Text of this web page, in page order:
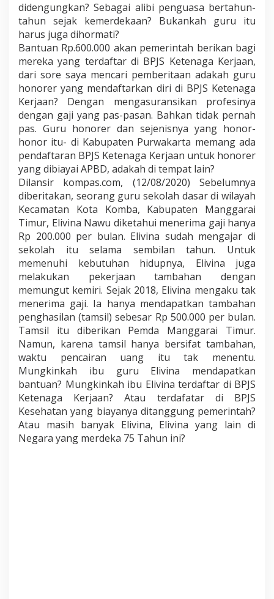
didengungkan? Sebagai alibi penguasa bertahun-
tahun sejak kemerdekaan? Bukankah guru itu
harus juga dihormati?
Bantuan Rp.600.000 akan pemerintah berikan bagi
mereka yang terdaftar di BPJS Ketenaga Kerjaan,
dari sore saya mencari pemberitaan adakah guru
honorer yang mendaftarkan diri di BPJS Ketenaga
Kerjaan? Dengan mengasuransikan profesinya
dengan gaji yang pas-pasan. Bahkan tidak pernah
pas. Guru honorer dan sejenisnya yang honor-
honor itu- di Kabupaten Purwakarta memang ada
pendaftaran BPJS Ketenaga Kerjaan untuk honorer
yang dibiayai APBD, adakah di tempat lain?
Dilansir kompas.com, (12/08/2020) Sebelumnya
diberitakan, seorang guru sekolah dasar di wilayah
Kecamatan Kota Komba, Kabupaten Manggarai
Timur, Elivina Nawu diketahui menerima gaji hanya
Rp 200.000 per bulan. Elivina sudah mengajar di
sekolah itu selama sembilan tahun. Untuk
memenuhi kebutuhan hidupnya, Elivina juga
melakukan pekerjaan tambahan dengan
memungut kemiri. Sejak 2018, Elivina mengaku tak
menerima gaji. Ia hanya mendapatkan tambahan
penghasilan (tamsil) sebesar Rp 500.000 per bulan.
Tamsil itu diberikan Pemda Manggarai Timur.
Namun, karena tamsil hanya bersifat tambahan,
waktu pencairan uang itu tak menentu.
Mungkinkah ibu guru Elivina mendapatkan
bantuan? Mungkinkah ibu Elivina terdaftar di BPJS
Ketenaga Kerjaan? Atau terdafatar di BPJS
Kesehatan yang biayanya ditanggung pemerintah?
Atau masih banyak Elivina, Elivina yang lain di
Negara yang merdeka 75 Tahun ini?